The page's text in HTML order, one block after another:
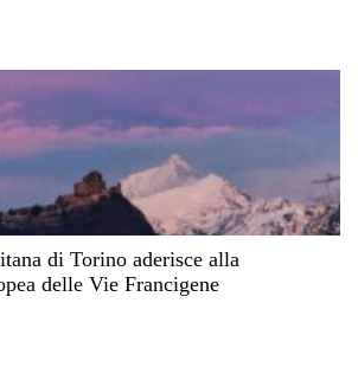
di Torino aderisce alla
delle Vie Francigene